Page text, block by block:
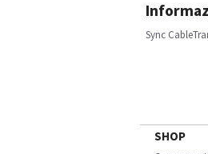
Sync
SHOP